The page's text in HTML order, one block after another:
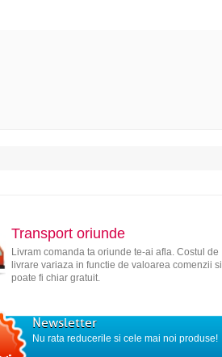
Transport oriunde
Livram comanda ta oriunde te-ai afla. Costul de
livrare variaza in functie de valoarea comenzii si
poate fi chiar gratuit.
Newsletter
Nu rata reducerile si cele mai noi produse!